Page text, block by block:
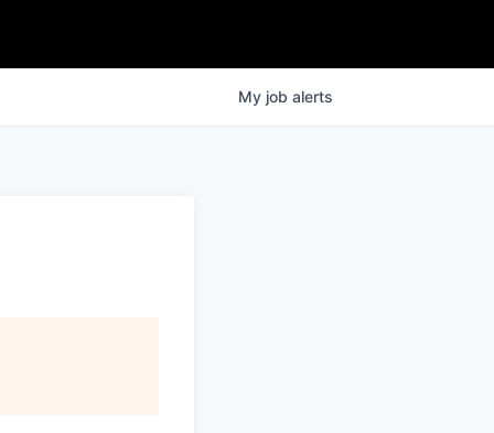
My job alerts